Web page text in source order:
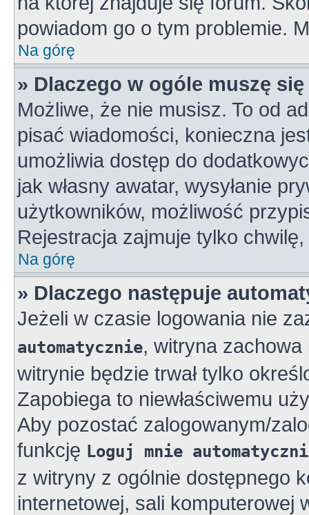
powiadom go o tym problemie.
Na górę
» Dlaczego w ogóle muszę
Możliwe, że nie musisz. To od
pisać wiadomości, konieczna
umożliwia dostęp do
jak własny awatar, wysyłanie
użytkowników, możliwość
Rejestracja zajmuje tylko
Na górę
» Dlaczego następuje
Jeżeli w czasie logowania nie
automatycznie, witryna
witrynie będzie trwał tylko
Zapobiega to niewłaściwemu
Aby pozostać zalogowanym/
funkcję Loguj mnie
z witryny z ogólnie dostępnego
internetowej, sali komputerowej